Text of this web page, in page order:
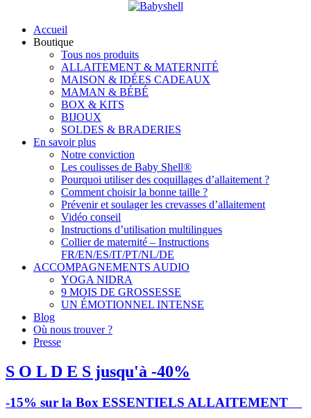
Accueil
Boutique
Tous nos produits
ALLAITEMENT & MATERNITÉ
MAISON & IDÉES CADEAUX
MAMAN & BÉBÉ
BOX & KITS
BIJOUX
SOLDES & BRADERIES
En savoir plus
Notre conviction
Les coulisses de Baby Shell®
Pourquoi utiliser des coquillages d’allaitement ?
Comment choisir la bonne taille ?
Prévenir et soulager les crevasses d’allaitement
Vidéo conseil
Instructions d’utilisation multilingues
Collier de maternité – Instructions
FR/EN/ES/IT/PT/NL/DE
ACCOMPAGNEMENTS AUDIO
YOGA NIDRA
9 MOIS DE GROSSESSE
UN ÉMOTIONNEL INTENSE
Blog
Où nous trouver ?
Presse
S O L D E S jusqu'à -40%
-15% sur la Box ESSENTIELS ALLAITEMENT